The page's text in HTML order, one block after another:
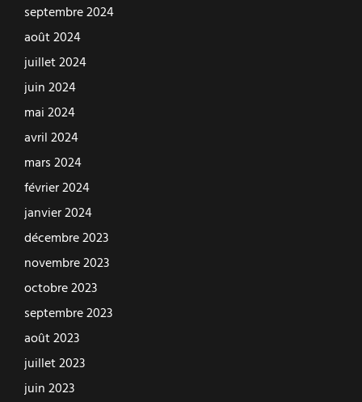
septembre 2024
août 2024
juillet 2024
juin 2024
mai 2024
avril 2024
mars 2024
février 2024
janvier 2024
décembre 2023
novembre 2023
octobre 2023
septembre 2023
août 2023
juillet 2023
juin 2023